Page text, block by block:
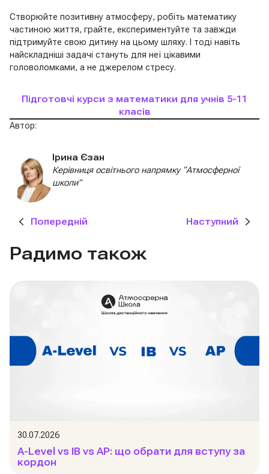
Створюйте позитивну атмосферу, робіть математику
частиною життя, грайте, експериментуйте та завжди
підтримуйте свою дитину на цьому шляху. І тоді навіть
найскладніші задачі стануть для неї цікавими
головоломками, а не джерелом стресу.
Підготовчі курси з математики для учнів 5-11
класів
Автор:
Ірина Єзан
Керівниця освітнього напрямку “Атмосферної
школи”
Попередній Наступний
Радимо також
30.07.2026
A-Level vs IB vs AP: що обрати для вступу за
кордон